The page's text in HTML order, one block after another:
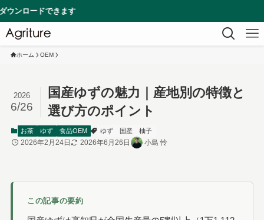
す
ホーム OEM
国産ゆずの魅力｜産地別の特徴と
選び方のポイント
2026
6/26
お茶 ゆず 食品OEM ゆず 国産 柚子
2026年2月24日 2026年6月26日 小島 怜
この記事の要約